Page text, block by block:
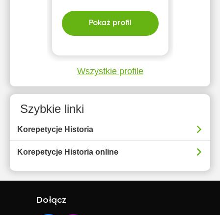
Pokaż profil
Wszystkie profile
Szybkie linki
Korepetycje Historia
Korepetycje Historia online
Dołącz